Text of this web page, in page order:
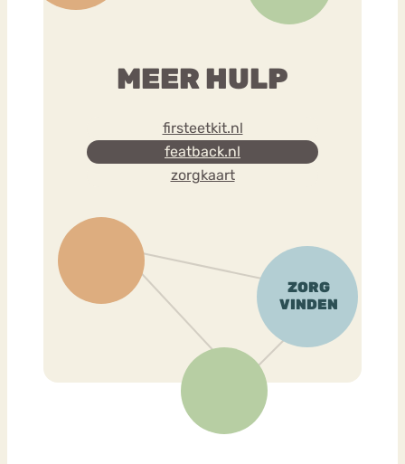
MEER HULP
firsteetkit.nl
featback.nl
zorgkaart